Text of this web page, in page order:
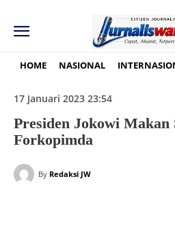
HOME NASIONAL
17 Januari 2023 23:54
Presiden Jokowi Makan
Forkopimda
By Redaksi JW